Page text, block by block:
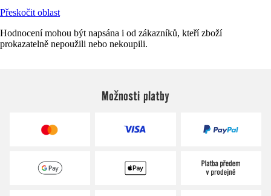
Přeskočit oblast
Hodnocení mohou být napsána i od zákazníků, kteří zboží
prokazatelně nepoužili nebo nekoupili.
Možnosti platby